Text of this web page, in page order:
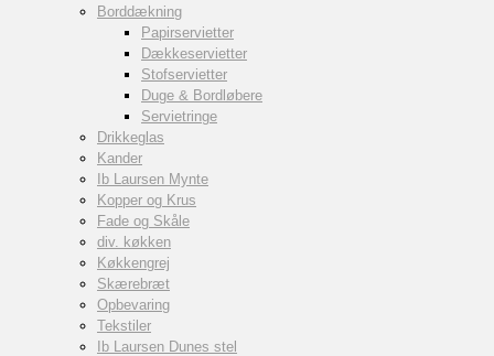
Borddækning
Papirservietter
Dækkeservietter
Stofservietter
Duge & Bordløbere
Servietringe
Drikkeglas
Kander
Ib Laursen Mynte
Kopper og Krus
Fade og Skåle
div. køkken
Køkkengrej
Skærebræt
Opbevaring
Tekstiler
Ib Laursen Dunes stel